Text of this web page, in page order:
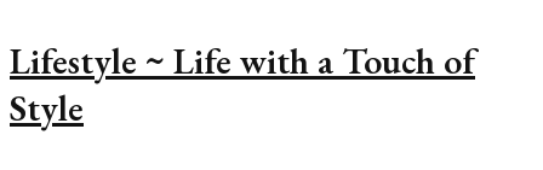
Lifestyle ~ Life with a Touch of
Style